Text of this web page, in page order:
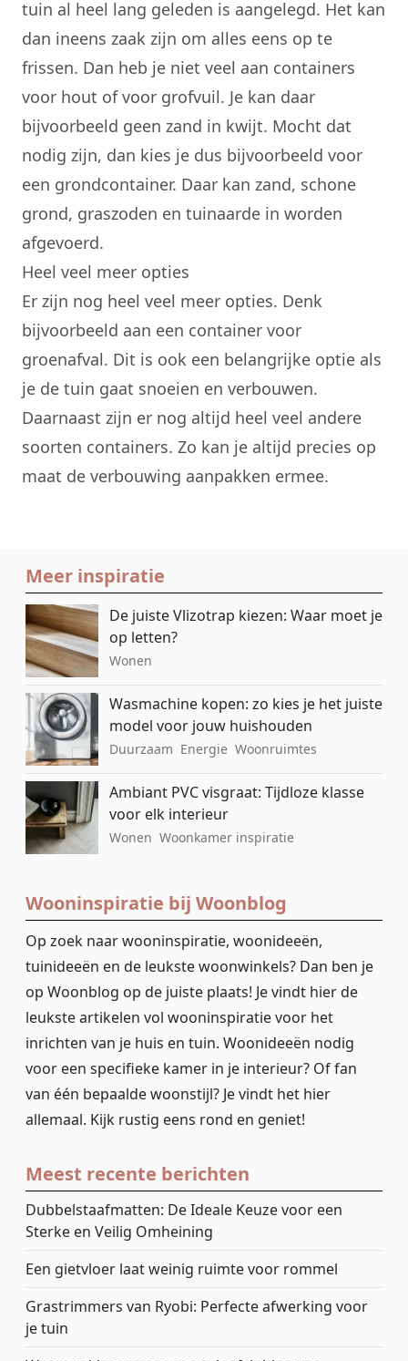
tuin al heel lang geleden is aangelegd. Het kan
dan ineens zaak zijn om alles eens op te
frissen. Dan heb je niet veel aan containers
voor hout of voor grofvuil. Je kan daar
bijvoorbeeld geen zand in kwijt. Mocht dat
nodig zijn, dan kies je dus bijvoorbeeld voor
een grondcontainer. Daar kan zand, schone
grond, graszoden en tuinaarde in worden
afgevoerd.
Heel veel meer opties
Er zijn nog heel veel meer opties. Denk
bijvoorbeeld aan een container voor
groenafval. Dit is ook een belangrijke optie als
je de tuin gaat snoeien en verbouwen.
Daarnaast zijn er nog altijd heel veel andere
soorten containers. Zo kan je altijd precies op
maat de verbouwing aanpakken ermee.
Meer inspiratie
De juiste Vlizotrap kiezen: Waar moet je
op letten?
Wonen
Wasmachine kopen: zo kies je het juiste
model voor jouw huishouden
Duurzaam Energie Woonruimtes
Ambiant PVC visgraat: Tijdloze klasse
voor elk interieur
Wonen Woonkamer inspiratie
Wooninspiratie bij Woonblog
Op zoek naar wooninspiratie, woonideeën,
tuinideeën en de leukste woonwinkels? Dan ben je
op Woonblog op de juiste plaats! Je vindt hier de
leukste artikelen vol wooninspiratie voor het
inrichten van je huis en tuin. Woonideeën nodig
voor een specifieke kamer in je interieur? Of fan
van één bepaalde woonstijl? Je vindt het hier
allemaal. Kijk rustig eens rond en geniet!
Meest recente berichten
Dubbelstaafmatten: De Ideale Keuze voor een
Sterke en Veilig Omheining
Een gietvloer laat weinig ruimte voor rommel
Grastrimmers van Ryobi: Perfecte afwerking voor
je tuin